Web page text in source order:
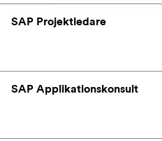
SAP Projektledare
SAP Applikationskonsult